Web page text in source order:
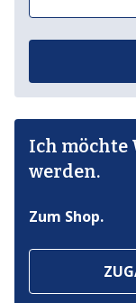
Ich möchte
werden.
Zum Shop.